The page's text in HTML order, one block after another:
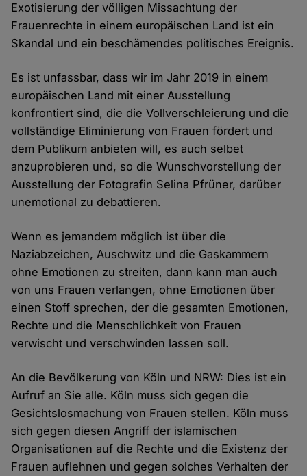
Exotisierung der völligen Missachtung der
Frauenrechte in einem europäischen Land ist ein
Skandal und ein beschämendes politisches Ereignis.
Es ist unfassbar, dass wir im Jahr 2019 in einem
europäischen Land mit einer Ausstellung
konfrontiert sind, die die Vollverschleierung und die
vollständige Eliminierung von Frauen fördert und
dem Publikum anbieten will, es auch selbet
anzuprobieren und, so die Wunschvorstellung der
Ausstellung der Fotografin Selina Pfrüner, darüber
unemotional zu debattieren.
Wenn es jemandem möglich ist über die
Naziabzeichen, Auschwitz und die Gaskammern
ohne Emotionen zu streiten, dann kann man auch
von uns Frauen verlangen, ohne Emotionen über
einen Stoff sprechen, der die gesamten Emotionen,
Rechte und die Menschlichkeit von Frauen
verwischt und verschwinden lassen soll.
An die Bevölkerung von Köln und NRW: Dies ist ein
Aufruf an Sie alle. Köln muss sich gegen die
Gesichtslosmachung von Frauen stellen. Köln muss
sich gegen diesen Angriff der islamischen
Organisationen auf die Rechte und die Existenz der
Frauen auflehnen und gegen solches Verhalten der